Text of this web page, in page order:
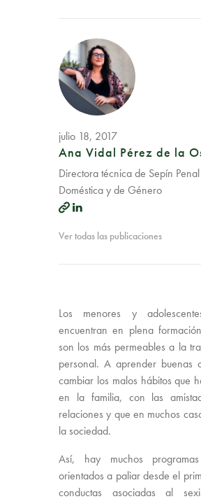
julio 18, 2017
Ana Vidal Pérez de la
Directora técnica de Sepín
Doméstica y de Género
Ver todas las publicaciones
Los menores y
encuentran en plena
son los más permeables a la
personal. A aprender buenas
cambiar los malos hábitos que
en la familia, con las
relaciones y que en muchos
la sociedad.
Así, hay muchos programas
orientados a paliar desde el
conductas asociadas al